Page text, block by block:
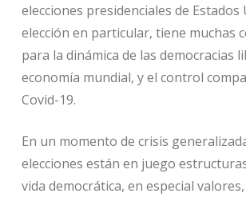
elecciones presidenciales de Estados
elección en particular, tiene muchas
para la dinámica de las democracias
economía mundial, y el control
Covid-19.
En un momento de crisis
elecciones están en juego
vida democrática, en especial